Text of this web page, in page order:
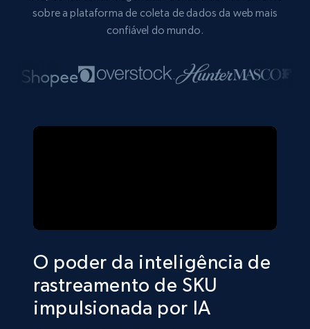
sobre a plataforma de coleta de dados da web mais
confiável do mundo.
O poder da inteligência de
rastreamento de SKU
impulsionada por IA